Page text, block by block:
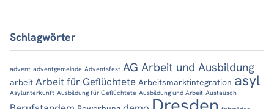
Schlagwörter
advent adventgemeinde Adventsfest AG Arbeit und Ausbildung
arbeit Arbeit für Geflüchtete Arbeitsmarktintegration asyl
Asylunterkunft Ausbildung für Geflüchtete Ausbildung und Arbeit Austausch